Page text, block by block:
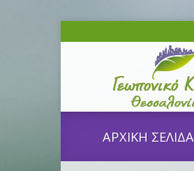
to
ΑΡΧΙΚΗ ΣΕΛΙΔΑ